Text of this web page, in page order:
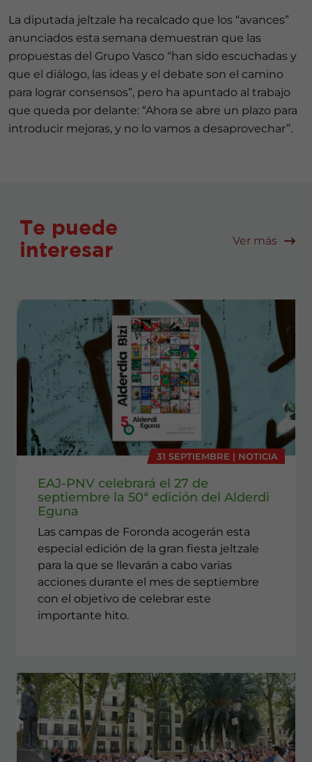
La diputada jeltzale ha recalcado que los “avances”
anunciados esta semana demuestran que las
propuestas del Grupo Vasco “han sido escuchadas y
que el diálogo, las ideas y el debate son el camino
para lograr consensos”, pero ha apuntado al trabajo
que queda por delante: “Ahora se abre un plazo para
introducir mejoras, y no lo vamos a desaprovechar”.
Te puede
interesar
Ver más
31 SEPTIEMBRE | NOTICIA
EAJ-PNV celebrará el 27 de
septiembre la 50ª edición del Alderdi
Eguna
Las campas de Foronda acogerán esta
especial edición de la gran fiesta jeltzale
para la que se llevarán a cabo varias
acciones durante el mes de septiembre
con el objetivo de celebrar este
importante hito.